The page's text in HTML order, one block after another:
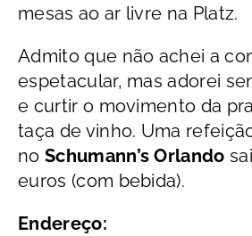
mesas ao ar livre na Platz.
Admito que não achei a
espetacular, mas adorei
e curtir o movimento da
taça de vinho. Uma
no Schumann’s Orlando
euros (com bebida).
Endereço: